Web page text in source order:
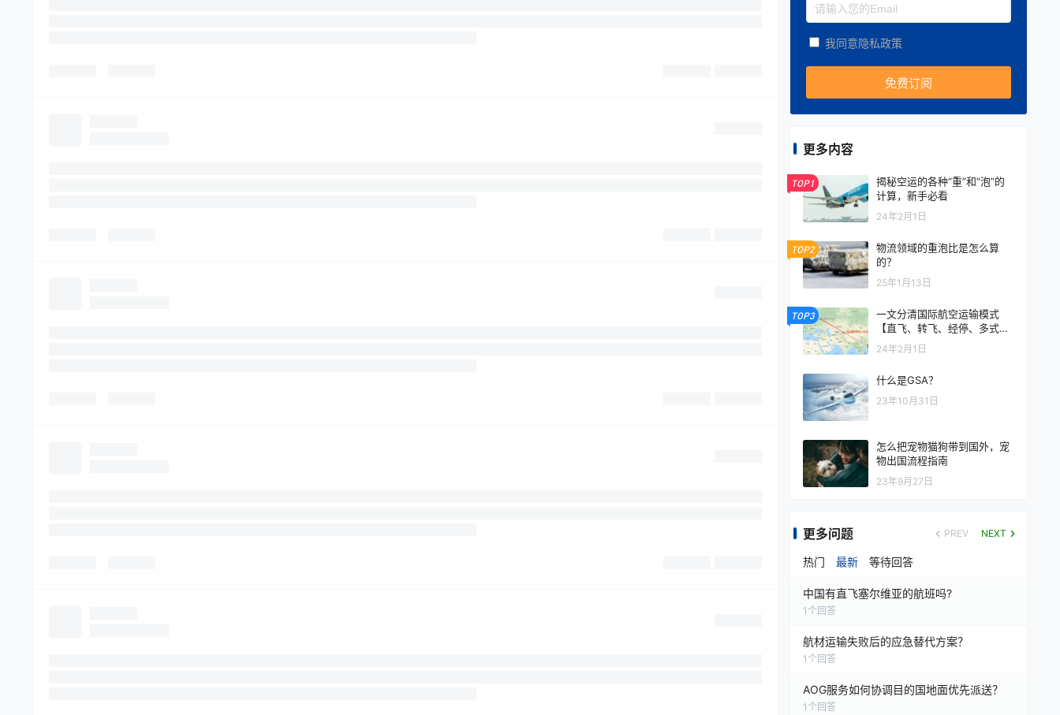
我同意隐私政策
更多内容
TOP1
揭秘空运的各种“重”和“泡”的
计算，新手必看
24年2月1日
TOP2
物流领域的重泡比是怎么算
的？
25年1月13日
TOP3
一文分清国际航空运输模式
【直飞、转飞、经停、多式联
运】
24年2月1日
什么是GSA？
23年10月31日
怎么把宠物猫狗带到国外，宠
物出国流程指南
23年9月27日
更多问题 PREV NEXT
热门 最新 等待回答
中国有直飞塞尔维亚的航班吗?
1 个回答
航材运输失败后的应急替代方案？
1 个回答
AOG服务如何协调目的国地面优先派送？
1 个回答